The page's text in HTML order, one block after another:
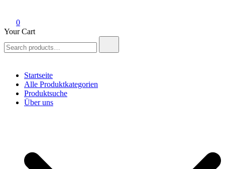
0
Your Cart
for:
Startseite
Alle Produktkategorien
Produktsuche
Über uns